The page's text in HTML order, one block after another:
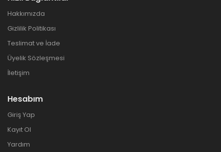
Hakkımızda
Gizlilik Politikası
Teslimat ve İade
Üyelik Sözleşmesi
İletişim
Hesabım
Giriş Yap
Kayıt Ol
Yardım